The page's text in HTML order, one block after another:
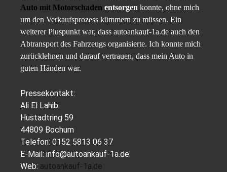
Auto mit Motorschaden entsorgen konnte, ohne mich
um den Verkaufsprozess kümmern zu müssen. Ein
weiterer Pluspunkt war, dass autoankauf-1a.de auch den
Abtransport des Fahrzeugs organisierte. Ich konnte mich
zurücklehnen und darauf vertrauen, dass mein Auto in
guten Händen war.
Pressekontakt:
Ali El Lahib
Hustadtring 59
44809 Bochum
Telefon: 0152 5813 06 37
E-Mail: info@autoankauf-1a.de
Web: autoankauf-1a.de